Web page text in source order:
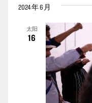
择
期。
2024 年 6 月
太阳
16